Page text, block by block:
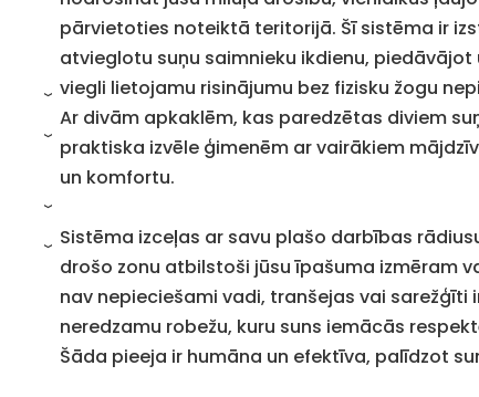
›
›
›
›
pārvietoties noteiktā teritorijā. Šī sistēma ir
atvieglotu suņu saimnieku ikdienu, piedāvājot
viegli lietojamu risinājumu bez fizisku žogu
Ar divām apkaklēm, kas paredzētas diviem
praktiska izvēle ģimenēm ar vairākiem
un komfortu.
Sistēma izceļas ar savu plašo darbības
drošo zonu atbilstoši jūsu īpašuma izmēram
nav nepieciešami vadi, tranšejas vai
neredzamu robežu, kuru suns iemācās
Šāda pieeja ir humāna un efektīva, palīdzot